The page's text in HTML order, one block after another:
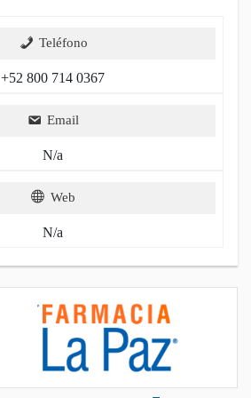
Teléfono
+52 800 714 0367
Email
N/a
Web
N/a